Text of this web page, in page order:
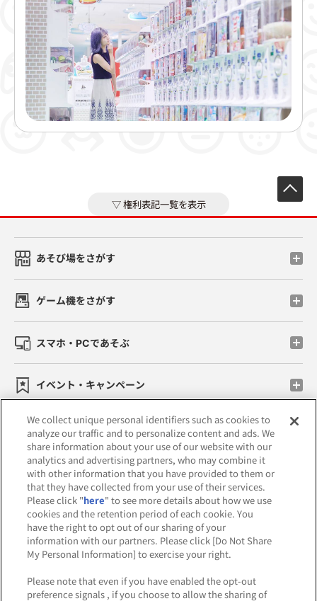
権利表記一覧を表示
あそび場をさがす
ゲーム機をさがす
スマホ・PCであそぶ
イベント・キャンペーン
関連会社 サステナビリティ サイトポリシー
プライバシーポリシー
ウェブアクセシビリティ方針と検証結果
お取引先さまとともに 食品のご提供について
カスタマーハラスメント対応方針
よくあるご質問・お問い合わせ
We collect unique personal identifiers such as cookies to
analyze our traffic and to personalize content and ads. We
share information about your use of our website with our
analytics and advertising partners, who may combine it
with other information that you have provided to them or
that they have collected from your use of their services.
Please click "here" to see more details about how we use
cookies and the retention period of each cookie. You
have the right to opt out of our sharing of your
information with our partners. Please click [Do Not Share
My Personal Information] to exercise your right.
Please note that even if you have enabled the opt-out
preference signals , if you choose to allow the sharing of